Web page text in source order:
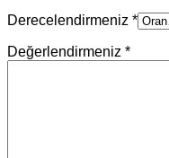
Derecelendirmeniz *
Değerlendirmeniz *